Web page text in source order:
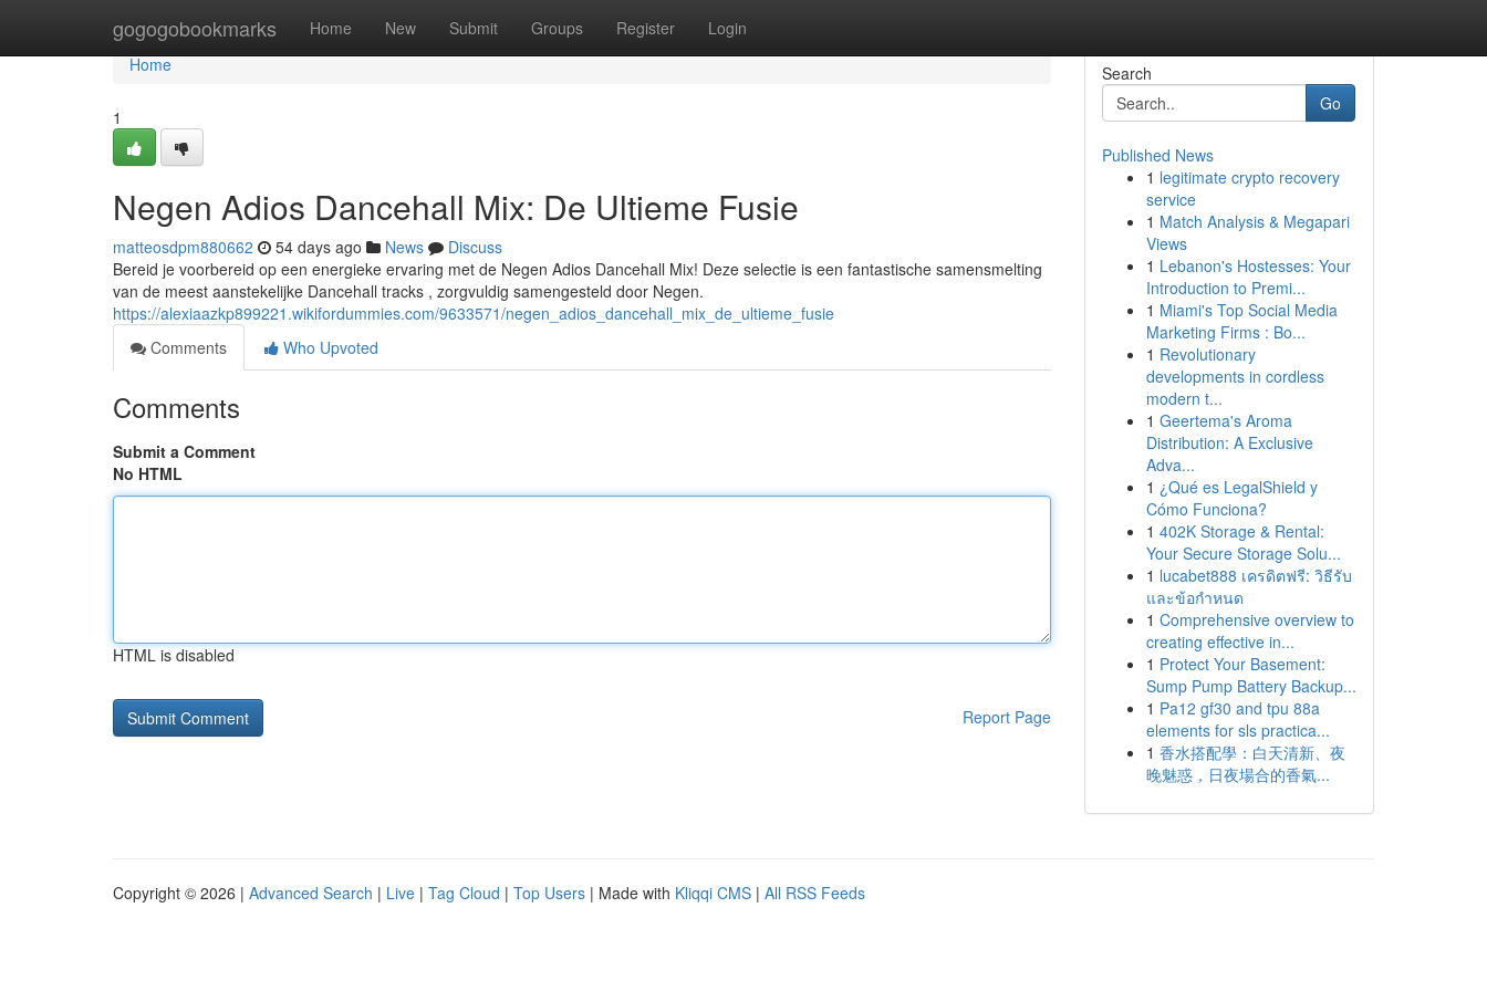
gogogobookmarks Home New Submit Groups Register Login
Home
Home
1
Negen Adios Dancehall Mix: De Ultieme Fusie
matteosdpm880662 54 days ago News
Discuss
Bereid je voorbereid op een energieke ervaring met de Negen Adios Dancehall Mix! Deze selectie is een fantastische samensmelting
van de meest aanstekelijke Dancehall tracks , zorgvuldig samengesteld door Negen.
https://alexiaazkp899221.wikifordummies.com/9633571/negen_adios_dancehall_mix_de_ultieme_fusie
Comments
Who Upvoted
Comments
Submit a Comment
No HTML
HTML is disabled
Report Page
Search
Go
Published News
1 legitimate crypto recovery
service
1 Match Analysis & Megapari
Views
1 Lebanon's Hostesses: Your
Introduction to Premi...
1 Miami's Top Social Media
Marketing Firms : Bo...
1 Revolutionary
developments in cordless
modern t...
1 Geertema's Aroma
Distribution: A Exclusive
Adva...
1 ¿Qué es LegalShield y
Cómo Funciona?
1 402K Storage & Rental:
Your Secure Storage Solu...
1 lucabet888 เครดิตฟรี: วิธีรับ
และข้อกำหนด
1 Comprehensive overview to
creating effective in...
1 Protect Your Basement:
Sump Pump Battery Backup...
1 Pa12 gf30 and tpu 88a
elements for sls practica...
1 香水搭配學：白天清新、夜
晚魅惑，日夜場合的香氣...
Copyright © 2026 | Advanced Search | Live | Tag Cloud | Top Users | Made with Kliqqi CMS | All RSS Feeds